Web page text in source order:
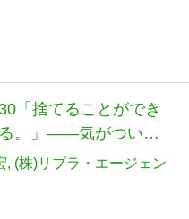
「捨てることができ
。」――気がついた
術
(株)リブラ・エージェン